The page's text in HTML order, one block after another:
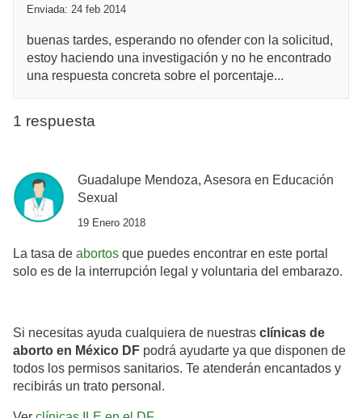
Enviada: 24 feb 2014
buenas tardes, esperando no ofender con la solicitud,
estoy haciendo una investigación y no he encontrado
una respuesta concreta sobre el porcentaje...
1 respuesta
Guadalupe Mendoza, Asesora en Educación
Sexual
19 Enero 2018
La tasa de abortos que puedes encontrar en este portal
solo es de la interrupción legal y voluntaria del embarazo.
Si necesitas ayuda cualquiera de nuestras clínicas de
aborto en México DF podrá ayudarte ya que disponen de
todos los permisos sanitarios. Te atenderán encantados y
recibirás un trato personal.